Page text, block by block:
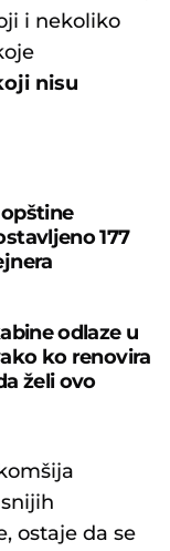
i nekoliko
nisu
177
odlaze u
ko renovira
želi ovo
ostaje da se